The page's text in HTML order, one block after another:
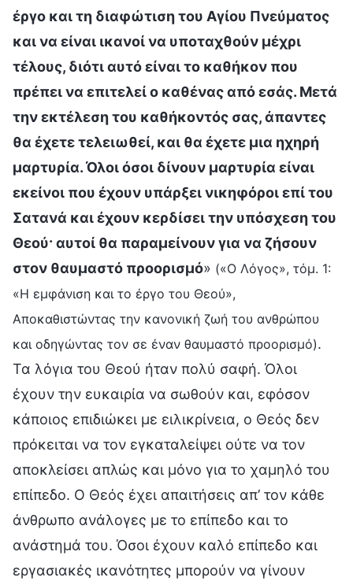
έργο και τη διαφώτιση του Αγίου Πνεύματος
και να είναι ικανοί να υποταχθούν μέχρι
τέλους, διότι αυτό είναι το καθήκον που
πρέπει να επιτελεί ο καθένας από εσάς. Μετά
την εκτέλεση του καθήκοντός σας, άπαντες
θα έχετε τελειωθεί, και θα έχετε μια ηχηρή
μαρτυρία. Όλοι όσοι δίνουν μαρτυρία είναι
εκείνοι που έχουν υπάρξει νικηφόροι επί του
Σατανά και έχουν κερδίσει την υπόσχεση του
Θεού· αυτοί θα παραμείνουν για να ζήσουν
στον θαυμαστό προορισμό» («Ο Λόγος», τόμ. 1:
«Η εμφάνιση και το έργο του Θεού»,
Αποκαθιστώντας την κανονική ζωή του ανθρώπου
και οδηγώντας τον σε έναν θαυμαστό προορισμό).
Τα λόγια του Θεού ήταν πολύ σαφή. Όλοι
έχουν την ευκαιρία να σωθούν και, εφόσον
κάποιος επιδιώκει με ειλικρίνεια, ο Θεός δεν
πρόκειται να τον εγκαταλείψει ούτε να τον
αποκλείσει απλώς και μόνο για το χαμηλό του
επίπεδο. Ο Θεός έχει απαιτήσεις απ’ τον κάθε
άνθρωπο ανάλογες με το επίπεδο και το
ανάστημά του. Όσοι έχουν καλό επίπεδο και
εργασιακές ικανότητες μπορούν να γίνουν